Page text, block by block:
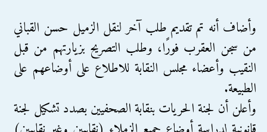
وأضاف أنه تم تقديم طلب آخر لنقل الزميل حسن القباني
من سجن العقرب فورًا، وطلب التصريح بزيارتهم من قبل
النقيب وأعضاء مجلس النقابة للاطلاع على أوضاعهم على
الطبيعة.
وأعلن أن لجنة الحريات بنقابة الصحفيين بصدد تشكيل لجنة